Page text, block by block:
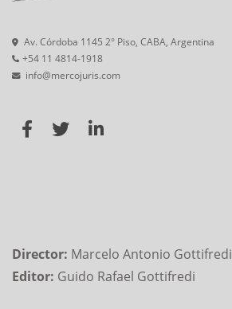
Av. Córdoba 1145 2° Piso, CABA, Argentina
+54 11 4814-1918
info@mercojuris.com
Director: Marcelo Antonio Gottifredi
Editor: Guido Rafael Gottifredi